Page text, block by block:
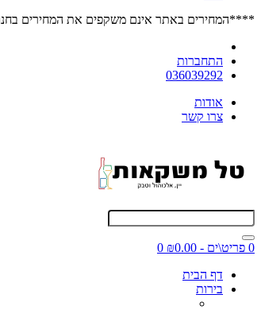
****המחירים באתר אינם משקפים את המחירים בחנות**** מבחר
התחברות
036039292
אודות
צרו קשר
0 פריט\ים - ₪0.00
0
דף הבית
בירות